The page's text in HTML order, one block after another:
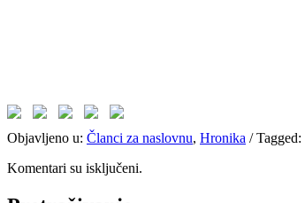
Objavljeno u: Članci za naslovnu, Hronika /Tagged:
Komentari su isključeni.